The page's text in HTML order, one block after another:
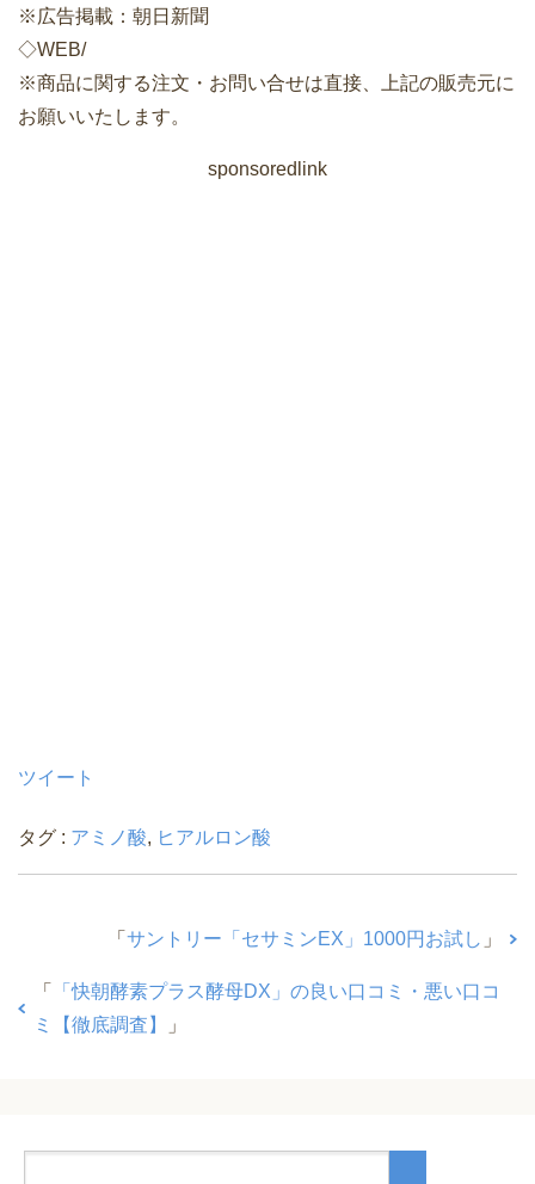
※広告掲載：朝日新聞
◇WEB/
※商品に関する注文・お問い合せは直接、上記の販売元に
お願いいたします。
sponsoredlink
ツイート
タグ : アミノ酸, ヒアルロン酸
「 サントリー「セサミンEX」1000円お試し 」
「
「快朝酵素プラス酵母DX」の良い口コミ・悪い口コ
ミ【徹底調査】
」